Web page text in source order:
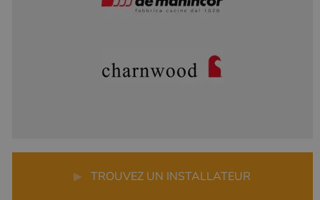
▶ TROUVEZ UN INSTALLATEUR